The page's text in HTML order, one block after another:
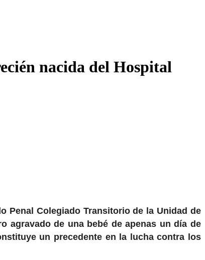
nacida del Hospital
Penal Colegiado Transitorio de la Unidad de
agravado de una bebé de apenas un día de
un precedente en la lucha contra los